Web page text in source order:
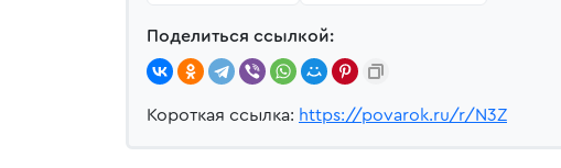
Поделиться ссылкой:
Короткая ссылка: https://povarok.ru/r/N3Z